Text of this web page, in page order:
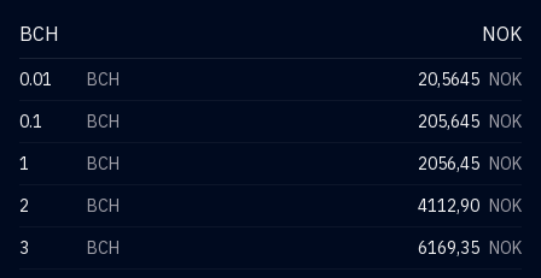
BCH
NOK
0.01 BCH 20,5645 NOK
0.1
BCH 205,645 NOK
1
BCH 2056,45 NOK
2
BCH 4112,90 NOK
3
BCH 6169,35 NOK